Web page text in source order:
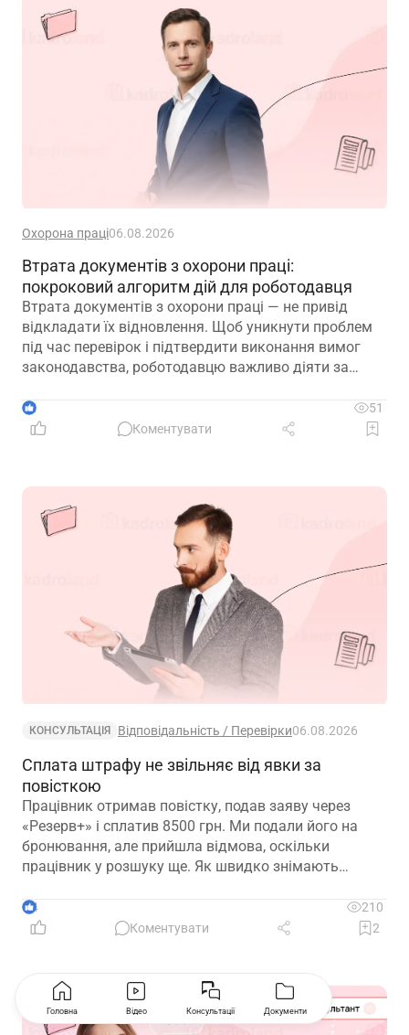
Охорона праці06.08.2026
Втрата документів з охорони праці:
покроковий алгоритм дій для роботодавця
Втрата документів з охорони праці — не привід
відкладати їх відновлення. Щоб уникнути проблем
під час перевірок і підтвердити виконання вимог
законодавства, роботодавцю важливо діяти за
відновити ключові документи та подбати про їх
надійне зберігання в майбутньому
1
51
Коментувати
КОНСУЛЬТАЦІЯ Відповідальність / Перевірки06.08.2026
Сплата штрафу не звільняє від явки за
повісткою
Працівник отримав повістку, подав заяву через
«Резерв+» і сплатив 8500 грн. Ми подали його на
бронювання, але прийшла відмова, оскільки
працівник у розшуку ще. Як швидко знімають
4
210
Коментувати
2
Головна Відео Консультації Документи